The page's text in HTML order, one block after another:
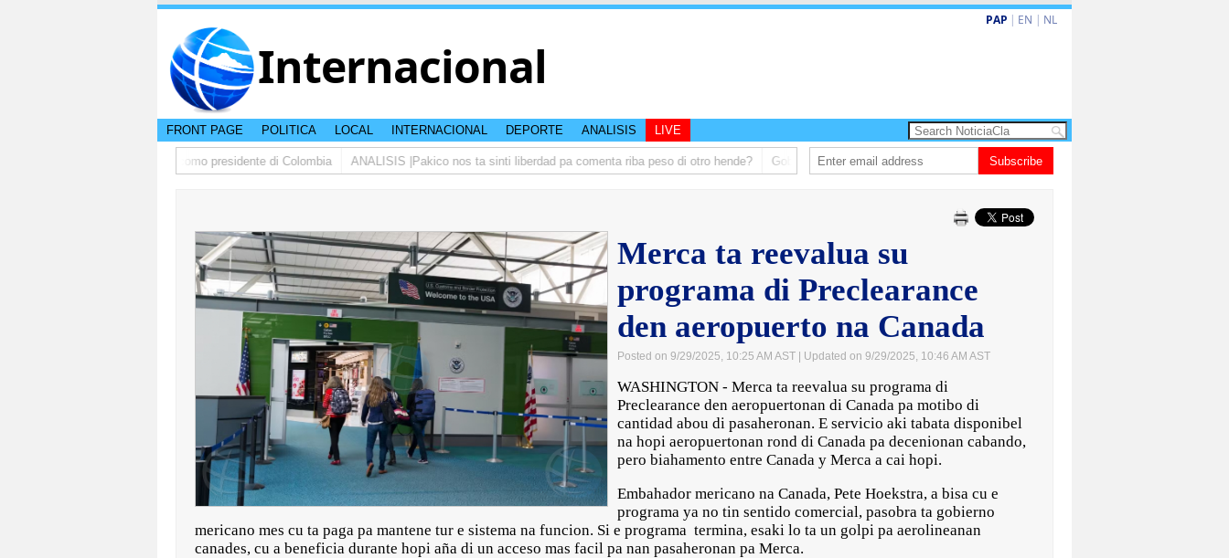
Internacional
PAP | EN | NL
FRONT PAGE POLITICA LOCAL INTERNACIONAL DEPORTE ANALISIS LIVE
de la Espriella a huramenta como presidente di Colombia ANALISIS |Pakico nos ta sinti liberdad pa comenta riba peso di otro hende? Gobierno ta amplia ayudo financiero pa famianan cu menos recurso
Subscribe
Merca ta reevalua su
programa di Preclearance
den aeropuerto na Canada
Posted on 9/29/2025, 10:25 AM AST | Updated on 9/29/2025, 10:46 AM AST
WASHINGTON - Merca ta reevalua su programa di
Preclearance den aeropuertonan di Canada pa motibo di
cantidad abou di pasaheronan. E servicio aki tabata disponibel
na hopi aeropuertonan rond di Canada pa decenionan cabando,
pero biahamento entre Canada y Merca a cai hopi.
Embahador mericano na Canada, Pete Hoekstra, a bisa cu e
programa ya no tin sentido comercial, pasobra ta gobierno
mericano mes cu ta paga pa mantene tur e sistema na funcion. Si e programa termina, esaki lo ta un golpi pa aerolineanan
canades, cu a beneficia durante hopi aña di un acceso mas facil pa nan pasaheronan pa Merca.